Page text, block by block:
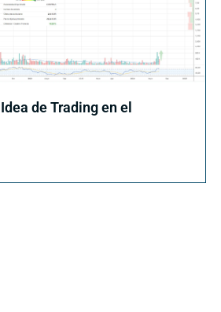
de Trading en el